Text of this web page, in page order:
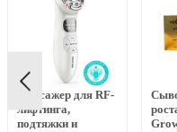
Массажер для RF-
лифтинга,
подтяжки и